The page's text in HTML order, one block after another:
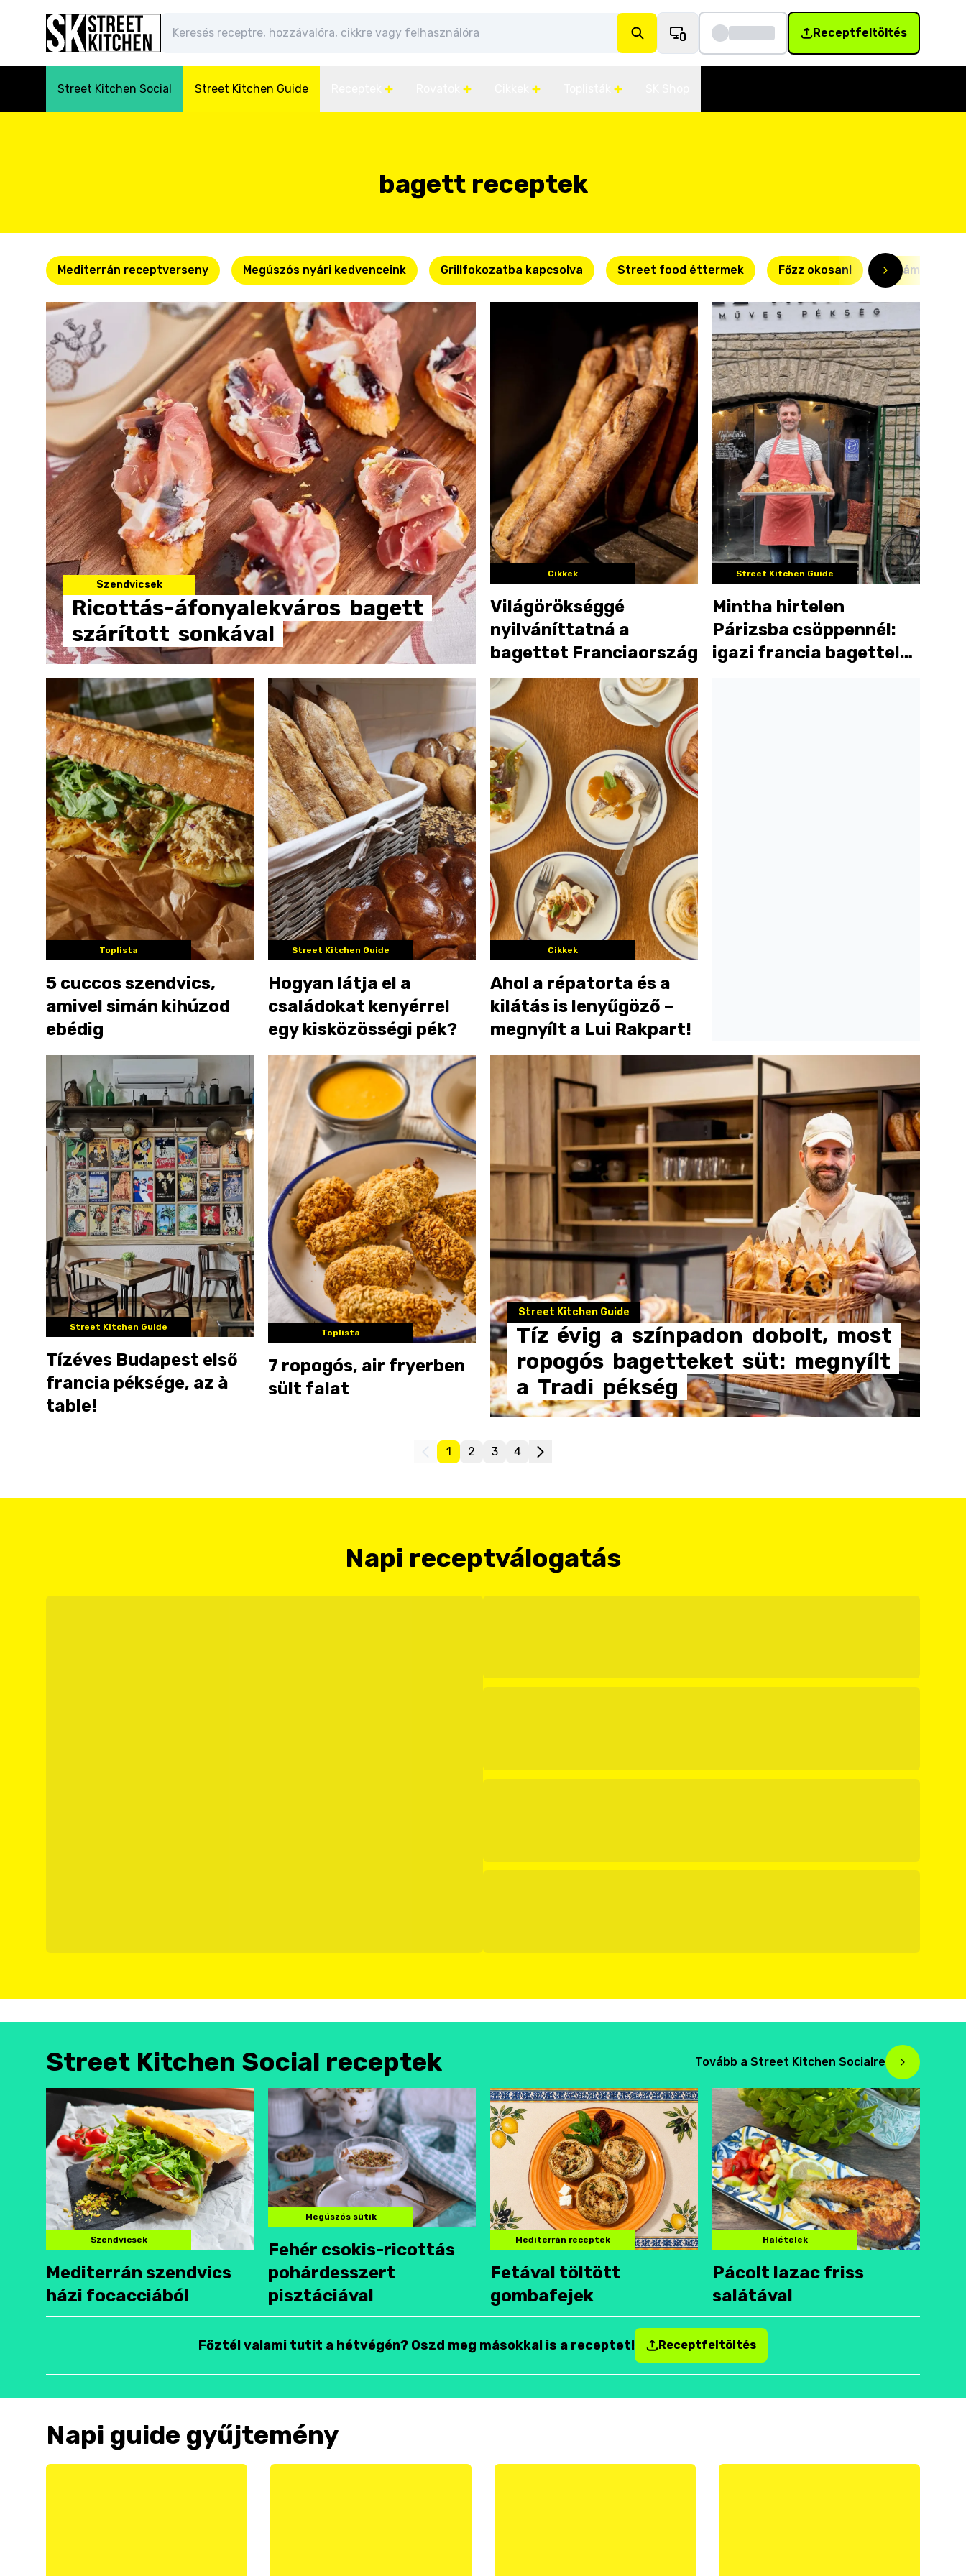
Receptfeltöltés
Street Kitchen Social Street Kitchen Guide
bagett receptek
Mediterrán receptverseny Megúszós nyári kedvenceink Grillfokozatba kapcsolva Street food éttermek Főzz okosan! Villámgyors
Szendvicsek
Ricottás-áfonyalekváros bagett
szárított sonkával
Cikkek
Világörökséggé
nyilváníttatná a
bagettet Franciaország
Street Kitchen Guide
Mintha hirtelen
Párizsba csöppennél:
igazi francia bagettel
Toplista
5 cuccos szendvics,
amivel simán kihúzod
ebédig
Street Kitchen Guide
Hogyan látja el a
családokat kenyérrel
egy kisközösségi pék?
Cikkek
Ahol a répatorta és a
kilátás is lenyűgöző –
megnyílt a Lui Rakpart!
Street Kitchen Guide
Tízéves Budapest első
francia péksége, az à
table!
Toplista
7 ropogós, air fryerben
sült falat
Street Kitchen Guide
Tíz évig a színpadon dobolt, most
ropogós bagetteket süt: megnyílt
a Tradi pékség
1 2 3 4
Napi receptválogatás
Street Kitchen Social receptek Tovább a Street Kitchen Socialre
Szendvicsek
Mediterrán szendvics
házi focacciából
Megúszós sütik
Fehér csokis-ricottás
pohárdesszert
pisztáciával
Mediterrán receptek
Fetával töltött
gombafejek
Halételek
Pácolt lazac friss
salátával
Főztél valami tutit a hétvégén? Oszd meg másokkal is a receptet! Receptfeltöltés
Napi guide gyűjtemény